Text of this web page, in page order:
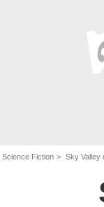
Science Fiction Sky Valley